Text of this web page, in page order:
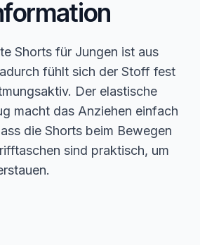
Shorts für Jungen ist aus
fühlt sich der Stoff fest
Der elastische
macht das Anziehen einfach
die Shorts beim Bewegen
sind praktisch, um